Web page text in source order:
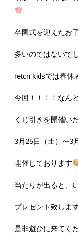
卒園式を迎えたお
多いのではないで
reton kidsでは春休
今回！！！！なん
くじ引きを開催い
3月 25日（土）〜3
開催しております
当たりが出ると、
プレゼント致しま
是非遊びに来てく